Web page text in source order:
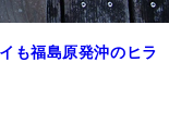
も福島原発沖のヒラ